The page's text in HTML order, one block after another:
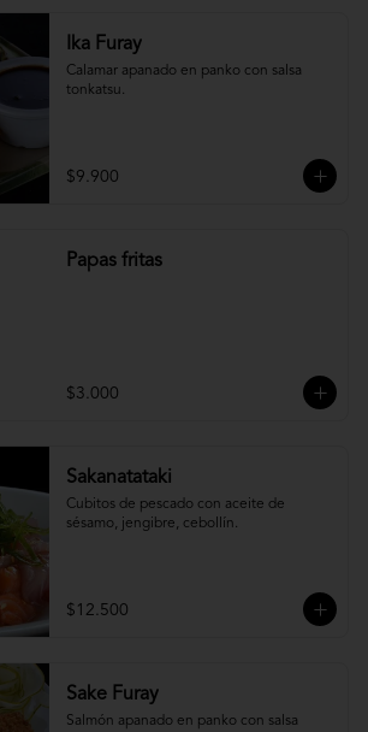
Ika Furay
Calamar apanado en panko con salsa
tonkatsu.
$9.900
Papas fritas
$3.000
Sakanatataki
Cubitos de pescado con aceite de
sésamo, jengibre, cebollín.
$12.500
Sake Furay
Salmón apanado en panko con salsa